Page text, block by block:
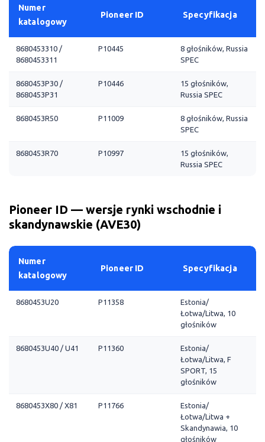
Numer
katalogowy
Pioneer ID Specyfikacja
8680453310 /
8680453311
P10445
8 głośników, Russia
SPEC
8680453P30 /
8680453P31
P10446
15 głośników,
Russia SPEC
8680453R50 P11009
8 głośników, Russia
SPEC
8680453R70 P10997
15 głośników,
Russia SPEC
Pioneer ID — wersje rynki wschodnie i
skandynawskie (AVE30)
Numer
katalogowy
Pioneer ID Specyfikacja
8680453U20 P11358
Estonia/
Łotwa/Litwa, 10
głośników
8680453U40 / U41 P11360
Estonia/
Łotwa/Litwa, F
SPORT, 15
głośników
8680453X80 / X81 P11766
Estonia/
Łotwa/Litwa +
Skandynawia, 10
głośników